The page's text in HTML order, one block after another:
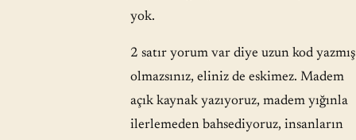
yok.
2 satır yorum var diye uzun kod yazmış
olmazsınız, eliniz de eskimez. Madem
açık kaynak yazıyoruz, madem yığınla
ilerlemeden bahsediyoruz, insanların